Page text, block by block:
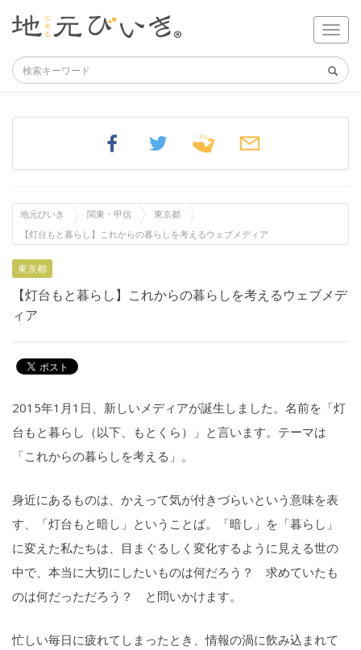
地元びいき 関東・甲信
東京都
【灯台もと暮らし】これからの暮らしを考えるウェブメディア
東京都
【灯台もと暮らし】これからの暮らしを考えるウェブメデ
ィア
2015年1月1日、新しいメディアが誕生しました。名前を「灯
台もと暮らし（以下、もとくら）」と言います。テーマは
「これからの暮らしを考える」。
身近にあるものは、かえって気が付きづらいという意味を表
す、「灯台もと暗し」ということば。「暗し」を「暮らし」
に変えた私たちは、目まぐるしく変化するように見える世の
中で、本当に大切にしたいものは何だろう？ 求めていたも
のは何だっただろう？ と問いかけます。
忙しい毎日に疲れてしまったとき、情報の渦に飲み込まれて